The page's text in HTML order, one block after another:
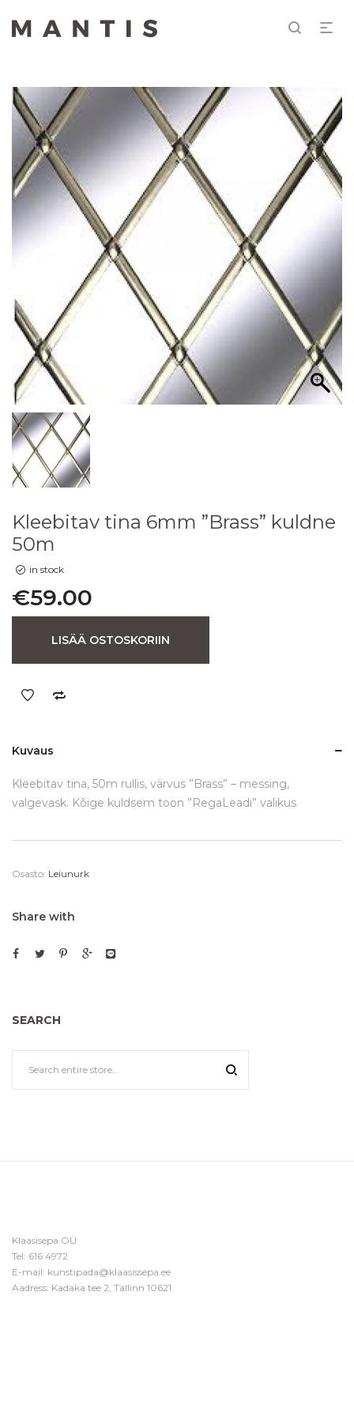
Kleebitav tina 6mm ”Brass” kuldne
50m
in stock
€59.00
LISÄÄ OSTOSKORIIN
Kuvaus
Kleebitav tina, 50m rullis, värvus ”Brass” – messing,
valgevask. Kõige kuldsem toon ”RegaLeadi” valikus
Osasto: Leiunurk
Share with
SEARCH
Klaasisepa OÜ
Tel: 616 4972
E-mail: kunstipada@klaasissepa.ee
Aadress: Kadaka tee 2, Tallinn 10621